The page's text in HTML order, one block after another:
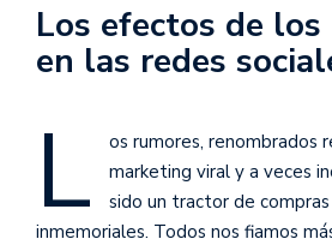
Los efectos de los
en las redes
L
os rumores, renombrados
marketing viral y a veces
sido un tractor de
inmemoriales. Todos nos fiamos